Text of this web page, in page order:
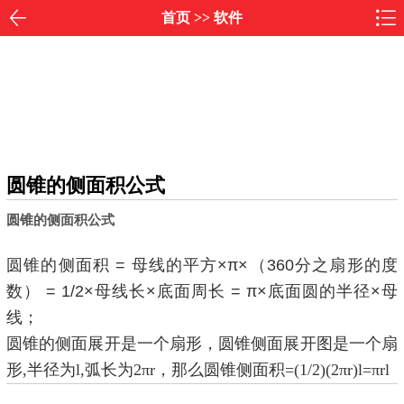
首页>> 软件
圆锥的侧面积公式
圆锥的侧面积公式
圆锥的侧面积 = 母线的平方×π×（360分之扇形的度
数） = 1/2×母线长×底面周长 = π×底面圆的半径×母
线；
圆锥的侧面展开是一个扇形， 圆锥侧面展开图是一个扇
形,半径为l,弧长为2πr，那么 圆锥侧面积=(1/2)(2πr)l=πrl